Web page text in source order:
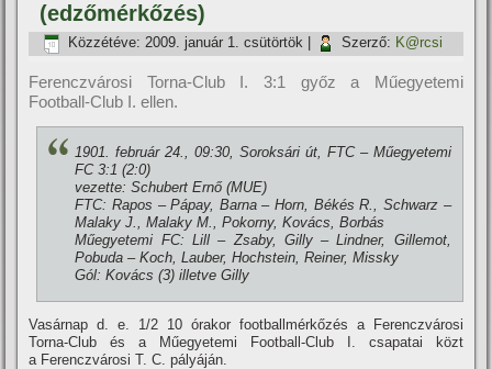
(edzőmérkőzés)
Közzétéve: 2009. január 1. csütörtök Szerző: K@rcsi
Ferenczvárosi Torna-Club I. 3:1 győz a Műegyetemi
Football-Club I. ellen.
1901. február 24., 09:30, Soroksári út, FTC – Műegyetemi
FC 3:1 (2:0)
vezette: Schubert Ernő (MUE)
FTC: Rapos – Pápay, Barna – Horn, Békés R., Schwarz –
Malaky J., Malaky M., Pokorny, Kovács, Borbás
Műegyetemi FC: Lill – Zsaby, Gilly – Lindner, Gillemot,
Pobuda – Koch, Lauber, Hochstein, Reiner, Missky
Gól: Kovács (3) illetve Gilly
Vasárnap d. e. 1/2 10 órakor footballmérkőzés a Ferenczvárosi
Torna-Club és a Műegyetemi Football-Club I. csapatai közt
a Ferenczvárosi T. C. pályáján.